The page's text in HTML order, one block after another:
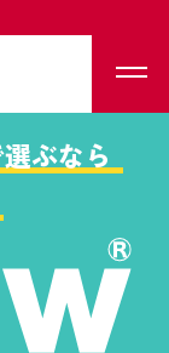
ぶなら